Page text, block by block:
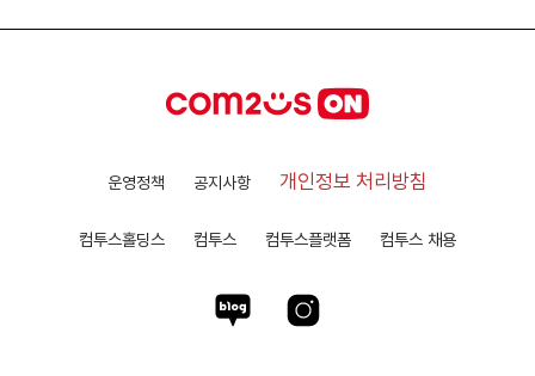
운영정책 공지사항 개인정보 처리방침
컴투스홀딩스 컴투스 컴투스플랫폼 컴투스 채용